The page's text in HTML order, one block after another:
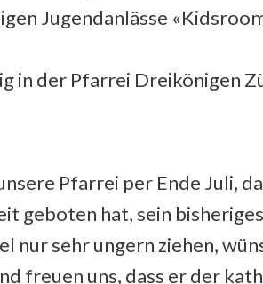
Jugendanlässe
in der Pfarrei Dreikönigen
Pfarrei per Ende Juli,
geboten hat, sein
nur sehr ungern ziehen,
freuen uns, dass er der